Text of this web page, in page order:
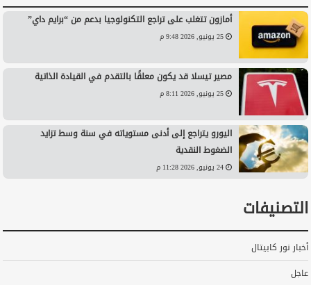
أمازون تتغلب على تراجع التكنولوجيا بدعم من “برايم داي”
25 يونيو, 2026 9:48 م
مصير تيسلا قد يكون معلقًا بالتقدم في القيادة الذاتية
25 يونيو, 2026 8:11 م
اليورو يتراجع إلى أدنى مستوياته في سنة وسط تزايد
الضغوط النقدية
24 يونيو, 2026 11:28 م
التصنيفات
أخبار نور كابيتال
عاجل